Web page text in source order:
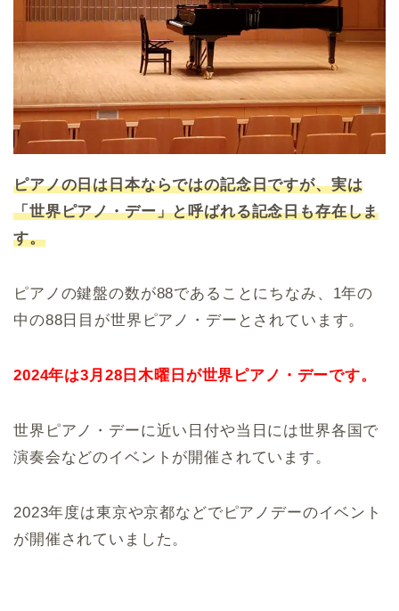
ピアノの日は日本ならではの記念日ですが、実は
「世界ピアノ・デー」と呼ばれる記念日も存在しま
す。
ピアノの鍵盤の数が88であることにちなみ、1年の
中の88日目が世界ピアノ・デーとされています。
2024年は3月28日木曜日が世界ピアノ・デーです。
世界ピアノ・デーに近い日付や当日には世界各国で
演奏会などのイベントが開催されています。
2023年度は東京や京都などでピアノデーのイベント
が開催されていました。